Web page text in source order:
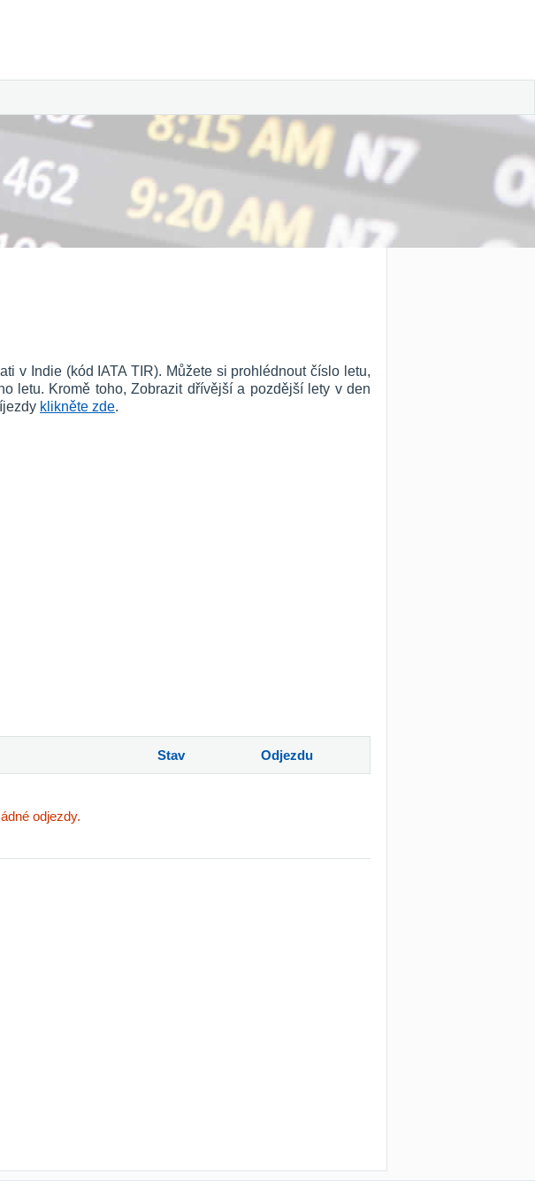
v Indie (kód IATA TIR). Můžete si prohlédnout číslo letu,
letu. Kromě toho, Zobrazit dřívější a pozdější lety v den
klikněte zde.
Stav Odjezdu
odjezdy.